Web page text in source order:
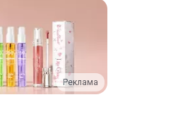
Реклама